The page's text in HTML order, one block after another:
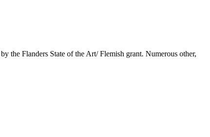
the Flanders State of the Art/ Flemish grant. Numerous other,